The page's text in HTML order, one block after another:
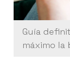
Guía
máximo